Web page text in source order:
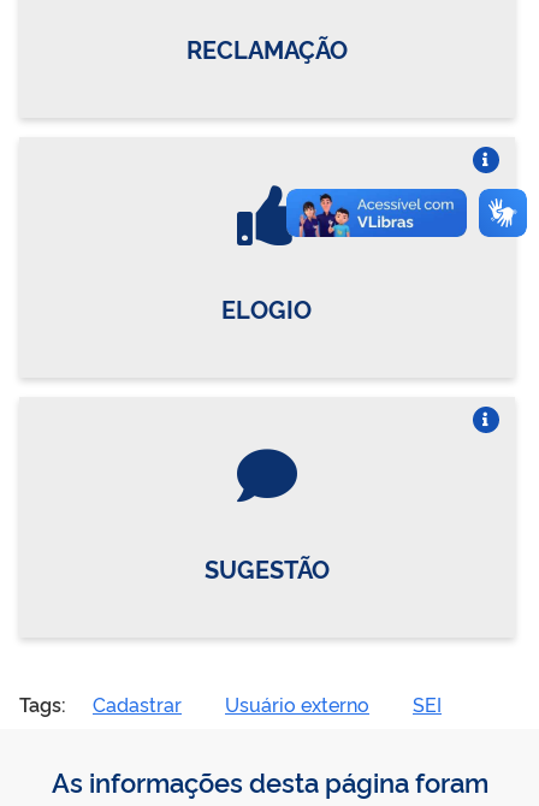
RECLAMAÇÃO
ELOGIO
Vire o card
SUGESTÃO
Tags: Cadastrar Usuário externo SEI
As informações desta página foram